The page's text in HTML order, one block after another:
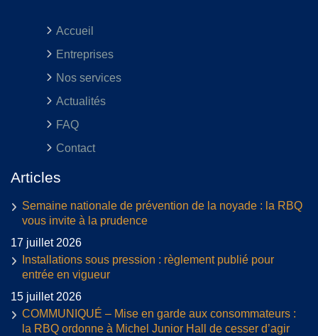
Accueil
Entreprises
Nos services
Actualités
FAQ
Contact
Articles
Semaine nationale de prévention de la noyade : la RBQ
vous invite à la prudence
17 juillet 2026
Installations sous pression : règlement publié pour
entrée en vigueur
15 juillet 2026
COMMUNIQUÉ – Mise en garde aux consommateurs :
la RBQ ordonne à Michel Junior Hall de cesser d’agir